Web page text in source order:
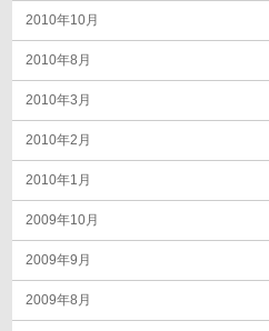
2010年10月
2010年8月
2010年3月
2010年2月
2010年1月
2009年10月
2009年9月
2009年8月